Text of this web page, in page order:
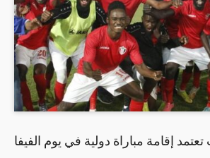
تعتمد إقامة مباراة دولية في يوم الفيفا